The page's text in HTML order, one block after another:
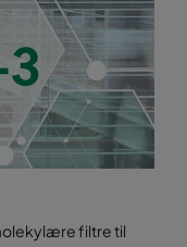
filtre til